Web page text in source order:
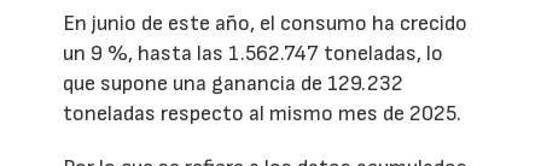
En junio de este año, el consumo ha crecido
un 9 %, hasta las 1.562.747 toneladas, lo
que supone una ganancia de 129.232
toneladas respecto al mismo mes de 2025.